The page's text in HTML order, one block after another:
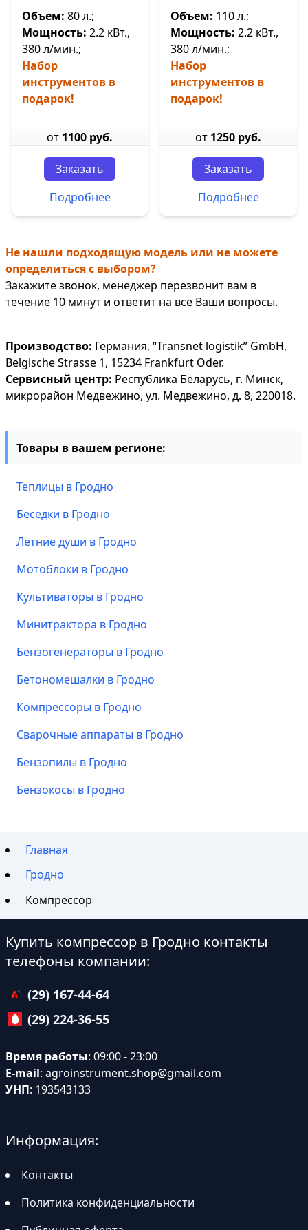
Объем: 80 л.;
Мощность: 2.2 кВт.,
380 л/мин.;
Набор
инструментов в
подарок!
от 1100 руб.
Заказать
Подробнее
Объем: 110 л.;
Мощность: 2.2 кВт.,
380 л/мин.;
Набор
инструментов в
подарок!
от 1250 руб.
Заказать
Подробнее
Не нашли подходящую модель или не можете
определиться с выбором?
Закажите звонок, менеджер перезвонит вам в
течение 10 минут и ответит на все Ваши вопросы.
Производство: Германия, “Transnet logistik” GmbH,
Belgische Strasse 1, 15234 Frankfurt Oder.
Сервисный центр: Республика Беларусь, г. Минск,
микрорайон Медвежино, ул. Медвежино, д. 8, 220018.
Товары в вашем регионе:
Теплицы в Гродно
Беседки в Гродно
Летние души в Гродно
Мотоблоки в Гродно
Культиваторы в Гродно
Минитрактора в Гродно
Бензогенераторы в Гродно
Бетономешалки в Гродно
Компрессоры в Гродно
Сварочные аппараты в Гродно
Бензопилы в Гродно
Бензокосы в Гродно
Главная
Гродно
Компрессор
Купить компрессор в Гродно контакты
телефоны компании:
(29) 167-44-64
(29) 224-36-55
Время работы: 09:00 - 23:00
E-mail: agroinstrument.shop@gmail.com
УНП: 193543133
Информация:
Контакты
Политика конфиденциальности